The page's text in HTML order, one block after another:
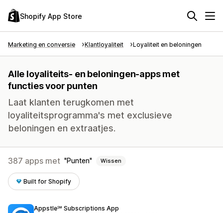
Shopify App Store
Marketing en conversie Klantloyaliteit Loyaliteit en beloningen
Alle loyaliteits- en beloningen-apps met
functies voor punten
Laat klanten terugkomen met
loyaliteitsprogramma's met exclusieve
beloningen en extraatjes.
387 apps met Punten Wissen
Built for Shopify
Appstle℠ Subscriptions App